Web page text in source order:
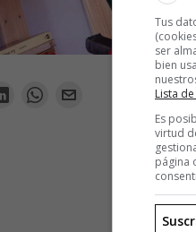
Tus
ser
bien
Lista
Es
virtud
página